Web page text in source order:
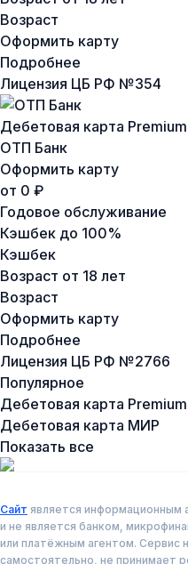
Возраст
Оформить карту
Подробнее
Лицензия ЦБ РФ №354
Дебетовая карта Premium
ОТП Банк
Оформить карту
от 0 ₽
Годовое обслуживание
Кэшбек до 100%
Кэшбек
Возраст от 18 лет
Возраст
Оформить карту
Подробнее
Лицензия ЦБ РФ №2766
Популярное
Дебетовая карта Premium
Дебетовая карта МИР
Показать все
Сайт является информационным
и не является банком,
или платёжным агентом. Сервис
самостоятельно, не принимает